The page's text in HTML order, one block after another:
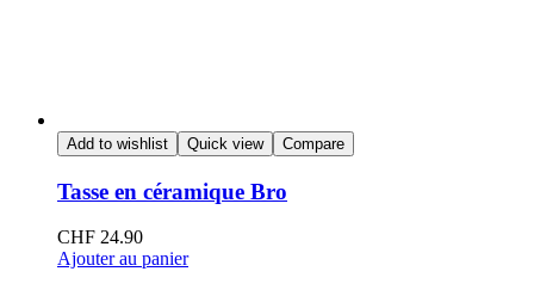
Add to wishlist Quick view Compare
Tasse en céramique Bro
CHF 24.90
Ajouter au panier